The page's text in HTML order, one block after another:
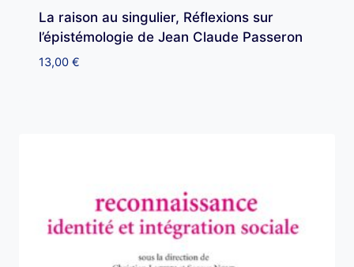
La raison au singulier, Réflexions sur
l’épistémologie de Jean Claude Passeron
13,00 €